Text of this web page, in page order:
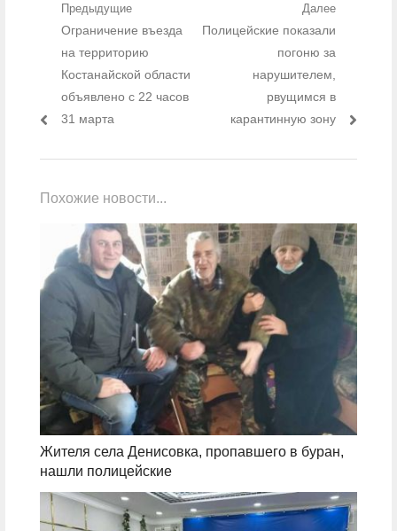
Навигация по записям
Предыдущие
Предыдущий пост:
Ограничение въезда
на территорию
Костанайской области
объявлено с 22 часов
31 марта
Далее
Следующий пост:
Полицейские показали
погоню за
нарушителем,
рвущимся в
карантинную зону
Похожие новости...
Жителя села Денисовка, пропавшего в буран,
нашли полицейские